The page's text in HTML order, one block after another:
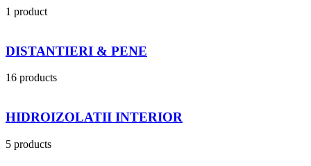
1 product
DISTANTIERI & PENE
16 products
HIDROIZOLATII INTERIOR
5 products